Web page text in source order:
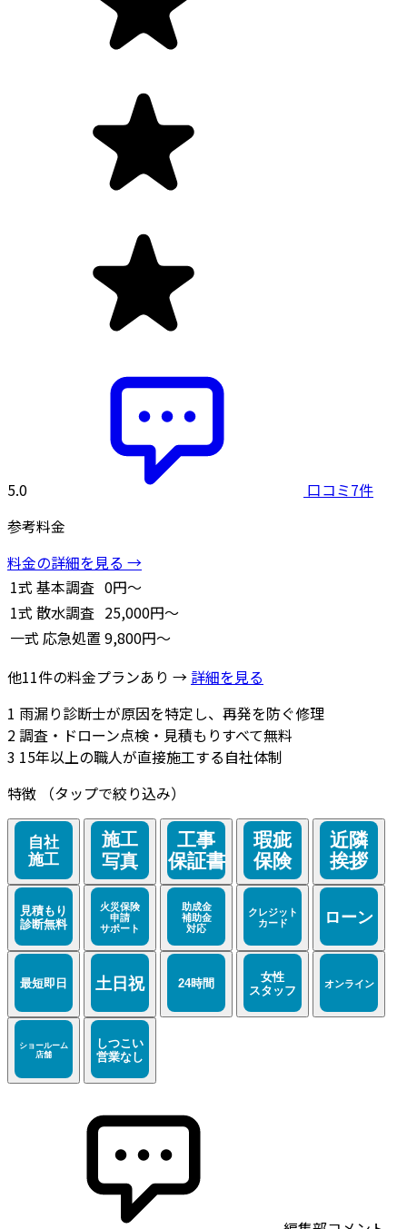
5.0
口コミ7件
参考料金
料金の詳細を見る →
1式 基本調査 0円～
1式 散水調査 25,000円～
一式 応急処置 9,800円～
他11件の料金プランあり → 詳細を見る
1 雨漏り診断士が原因を特定し、再発を防ぐ修理
2調査・ドローン点検・見積もりすべて無料
3 15年以上の職人が直接施工する自社体制
特徴
（タップで絞り込み）